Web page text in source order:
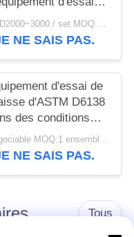
de graissage de
température
USD2000~3000 / set MOQ:1 jeu
NE SAIS PAS.
d'essai de
d'ASTM D6138
des conditions
dynamiques
d'Emcor)
Négociable MOQ:1 ensemble ASTM D6138 graissent l'équipement d'essai
NE SAIS PAS.
Tous